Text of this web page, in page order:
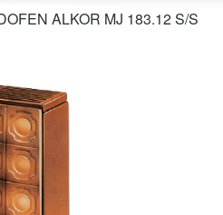
ALKOR MJ 183.12 S/S